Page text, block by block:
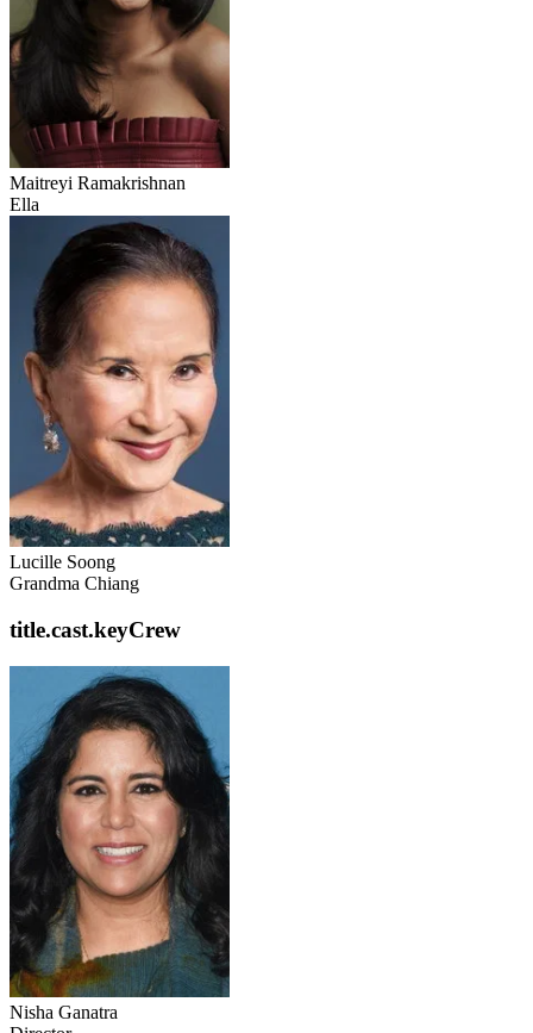
Maitreyi Ramakrishnan
Ella
Lucille Soong
Grandma Chiang
title.cast.keyCrew
Nisha Ganatra